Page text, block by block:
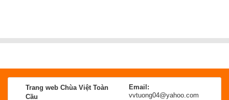
Trang web Chùa Việt Toàn
Cầu
Email:
vvtuong04@yahoo.com